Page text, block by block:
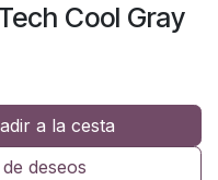
Cool Gray
a la cesta
deseos